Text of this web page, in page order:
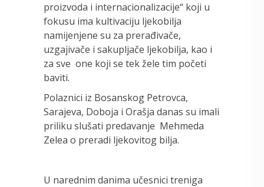
proizvoda i internacionalizacije“ koji u
fokusu ima kultivaciju ljekobilja
namijenjene su za prerađivače,
uzgajivače i sakupljače ljekobilja, kao i
za sve one koji se tek žele tim početi
baviti.
Polaznici iz Bosanskog Petrovca,
Sarajeva, Doboja i Orašja danas su imali
priliku slušati predavanje Mehmeda
Zelea o preradi ljekovitog bilja.
U narednim danima učesnici treniga